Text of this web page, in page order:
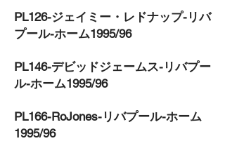
PL126-ジェイミー・レドナップ-リバ
プール-ホーム1995/96
PL146-デビッドジェームス-リバプー
ル-ホーム1995/96
PL166-RoJones-リバプール-ホーム
1995/96